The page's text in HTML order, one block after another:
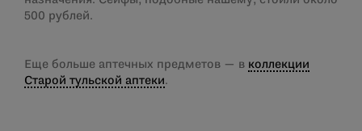
500 рублей.
Еще больше аптечных предметов — в коллекции
Старой тульской аптеки.